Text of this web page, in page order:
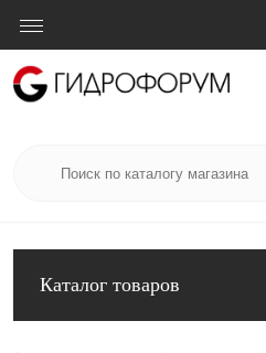
Каталог товаров